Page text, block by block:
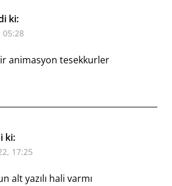
ki:
05:28
animasyon tesekkurler
ki:
17:25
alt yazılı hali varmı